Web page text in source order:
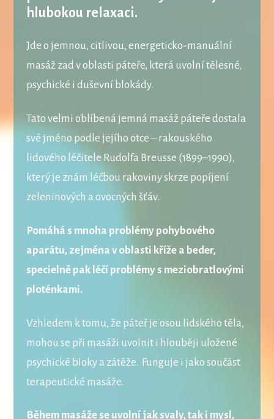
hlubokou relaxaci.
Jde o jemnou, citlivou, energeticko-manuální
masáž zad v oblasti páteře, která uvolní tělesné,
psychické i duševní blokády.
Tato velmi oblíbená jemná masáž páteře dostala
své jméno podle jejího otce – rakouského
lidového léčitele Rudolfa Breusse (1899–1990),
který je znám léčbou rakoviny skrze popíjení
zeleninových a ovocných šťáv.
Pomáhá s mnoha problémy pohybového
aparátu, zejména v oblasti kříže a beder,
specielně pak léčí problémy s meziobratlovými
ploténkami.
Vzhledem k tomu, že páteř je osou lidského těla,
mohou se při masáži uvolnit i hlouběji uložené
psychické bloky a zátěže. Funguje i jako součást
terapeutické masáže.
Během masáže se uvolní jak svaly, tak i mysl,